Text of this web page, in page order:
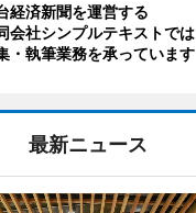
経済新聞を運営する
会社シンプルテキストでは
・執筆業務を承っています
最新ニュース